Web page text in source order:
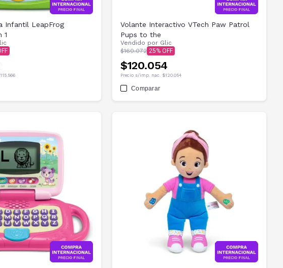
Infantil LeapFrog
1
Volante Interactivo VTech Paw Patrol
Pups to the
Vendido por Glic
$160.072 25
$120.054
Precio s/imp. nac. $120.054
Comparar